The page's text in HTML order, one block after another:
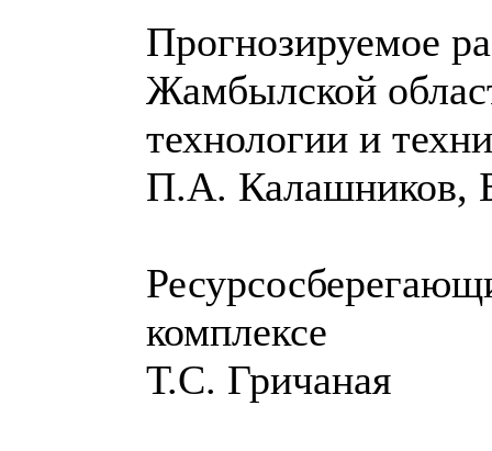
Прогнозируемое
Жамбылской
технологии и
П.А. Калашников,
комплексе
Т.С. Гричаная